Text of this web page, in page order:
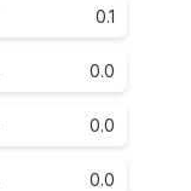
0.1
0.0
0.0
0.0